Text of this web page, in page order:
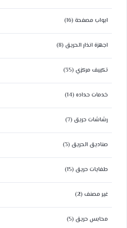
ابواب مصفحة (16)
اجهزة انذار الحريق (8)
تكييف مركزي (35)
خدمات حداده (14)
رشاشات حريق (7)
صناديق الحريق (3)
طفايات حريق (15)
غير مصنف (2)
محابس حريق (5)